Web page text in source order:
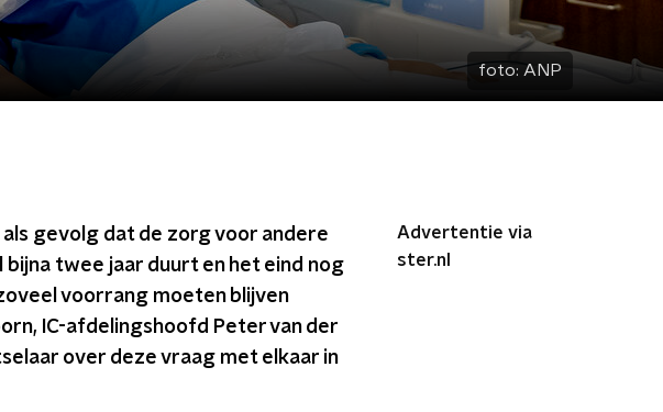
foto: ANP
gevolg dat de zorg voor andere
twee jaar duurt en het eind nog
voorrang moeten blijven
IC-afdelingshoofd Peter van der
over deze vraag met elkaar in
Advertentie via
ster.nl